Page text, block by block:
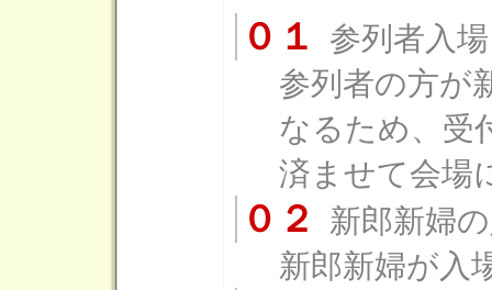
０１
参列者入場
参列者の方が
なるため、受
済ませて会場
０２
新郎新婦
新郎新婦が入